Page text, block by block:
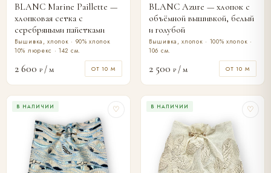
BLANC Marine Paillette —
хлопковая сетка с
серебряными пайетками
Вышивка, хлопок · 90% хлопок
10% люрекс · 142 см.
2 600 ₽ / м ОТ 10 М
BLANC Azure — хлопок с
объёмной вышивкой, белый
и голубой
Вышивка, хлопок · 100% хлопок ·
106 см.
2 500 ₽ / м ОТ 10 М
В НАЛИЧИИ ♡ В НАЛИЧИИ ♡